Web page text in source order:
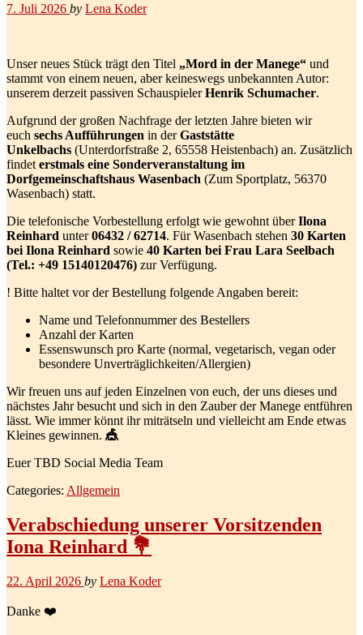
7. Juli 2026 by Lena Koder
Unser neues Stück trägt den Titel „Mord in der Manege“ und
stammt von einem neuen, aber keineswegs unbekannten Autor:
unserem derzeit passiven SchauspielerHenrik Schumacher.
Aufgrund der großen Nachfrage der letzten Jahre bieten wir
euch sechs Aufführungen in derGaststätte
Unkelbachs (Unterdorfstraße 2, 65558 Heistenbach) an. Zusätzlich
findet erstmals eine Sonderveranstaltung im
Dorfgemeinschaftshaus Wasenbach (Zum Sportplatz, 56370
Wasenbach) statt.
Die telefonische Vorbestellung erfolgt wie gewohnt überIlona
Reinhard unter06432 / 62714. Für Wasenbach stehen 30 Karten
bei Ilona Reinhard sowie 40 Karten bei Frau Lara Seelbach
(Tel.: +49 15140120476) zur Verfügung.
! Bitte haltet vor der Bestellung folgende Angaben bereit:
Name und Telefonnummer des Bestellers
Anzahl der Karten
Essenswunsch pro Karte (normal, vegetarisch, vegan oder
besondere Unverträglichkeiten/Allergien)
Wir freuen uns auf jeden Einzelnen von euch, der uns dieses und
nächstes Jahr besucht und sich in den Zauber der Manege entführen
lässt. Wie immer könnt ihr miträtseln und vielleicht am Ende etwas
Kleines gewinnen. 🎪
Euer TBD Social Media Team
Categories: Allgemein
Verabschiedung unserer Vorsitzenden
Iona Reinhard 💐
22. April 2026 by Lena Koder
Danke ❤️